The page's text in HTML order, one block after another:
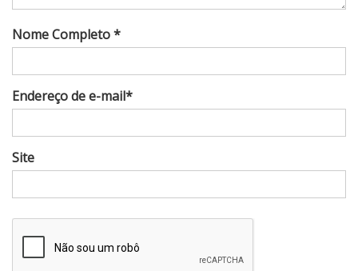
Nome Completo *
Endereço de e-mail*
Site